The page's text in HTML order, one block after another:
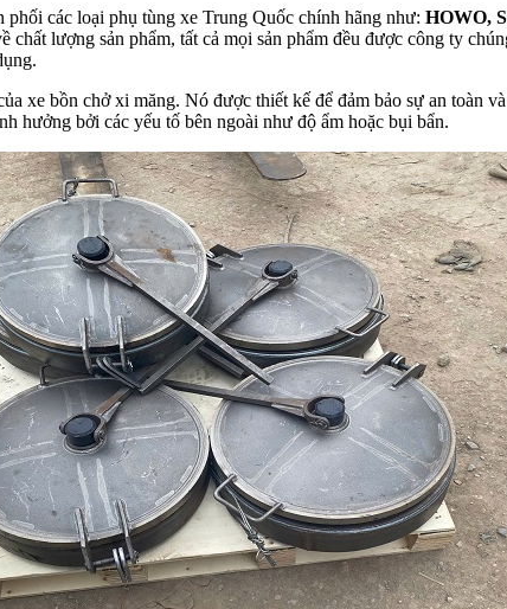
phối các loại phụ tùng xe Trung Quốc chính hãng như: HOWO,
lượng sản phẩm, tất cả mọi sản phẩm đều được công ty
xe bồn chở xi măng. Nó được thiết kế để đảm bảo sự an toàn
hưởng bởi các yếu tố bên ngoài như độ ẩm hoặc bụi bẩn.